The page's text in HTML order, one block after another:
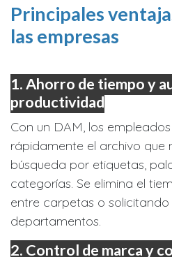
Principales
las empresas
1.Ahorro de tiempo y
productividad
Con un DAM, los
rápidamente el archivo que
búsqueda por etiquetas,
categorías. Se elimina el
entre carpetas o
departamentos.
2. Control de marca y